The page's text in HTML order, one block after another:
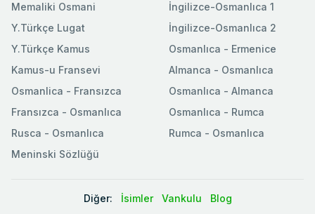
Memaliki Osmani
Y.Türkçe Lugat
Y.Türkçe Kamus
İngilizce-Osmanlıca 1
İngilizce-Osmanlıca 2
Osmanlıca - Ermenice
Kamus-u Fransevi
Osmanlica - Fransızca
Fransızca - Osmanlıca
Rusca - Osmanlıca
Meninski Sözlüğü
Almanca - Osmanlıca
Osmanlıca - Almanca
Osmanlıca - Rumca
Rumca - Osmanlıca
Diğer: İsimler Vankulu Blog